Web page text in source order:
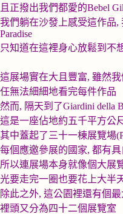
且正撥出我們都愛的Bebel
我們躺在沙發上感受這作品,
Paradise
只知道在這裡身心放鬆到不
這展場實在大且豐富, 雖然
任無法細細地看完每件作品
然而, 隔天到了Giardini della
這是一座佔地約五千平方公
其中蓋起了三十一棟展覽場
每個應邀參展的國家, 都有
所以連展場本身就像個大展
光要走完一圈也要花上大半
除此之外, 這公園裡還有個最
裡頭又分為四十二個展覽室